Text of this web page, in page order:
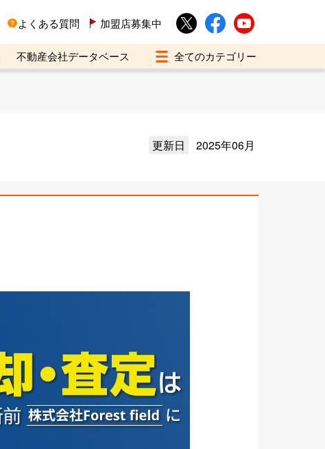
よくある質問 加盟店募集中
不動産会社データベース
更新日 2025年06月